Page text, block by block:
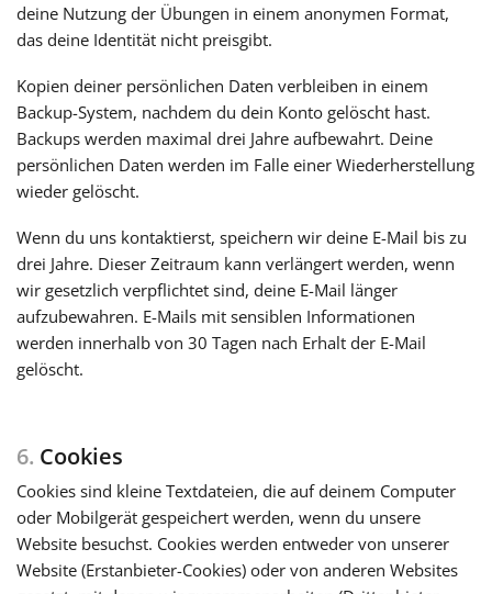
deine Nutzung der Übungen in einem anonymen Format,
das deine Identität nicht preisgibt.
Kopien deiner persönlichen Daten verbleiben in einem
Backup-System, nachdem du dein Konto gelöscht hast.
Backups werden maximal drei Jahre aufbewahrt. Deine
persönlichen Daten werden im Falle einer Wiederherstellung
wieder gelöscht.
Wenn du uns kontaktierst, speichern wir deine E-Mail bis zu
drei Jahre. Dieser Zeitraum kann verlängert werden, wenn
wir gesetzlich verpflichtet sind, deine E-Mail länger
aufzubewahren. E-Mails mit sensiblen Informationen
werden innerhalb von 30 Tagen nach Erhalt der E-Mail
gelöscht.
6. Cookies
Cookies sind kleine Textdateien, die auf deinem Computer
oder Mobilgerät gespeichert werden, wenn du unsere
Website besuchst. Cookies werden entweder von unserer
Website (Erstanbieter-Cookies) oder von anderen Websites